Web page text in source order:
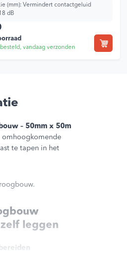
(mm): Vermindert contactgeluid
dB
vandaag verzonden
– 50mm x 50m
omhoogkomende
te tapen in het
leggen